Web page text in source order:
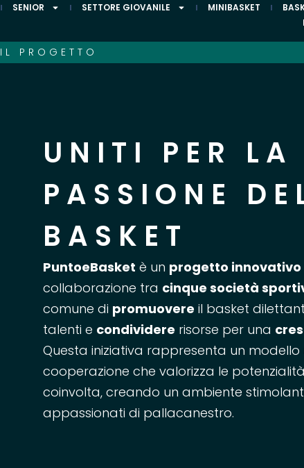
SENIOR SETTORE GIOVANILE MINIBASKET
IL PROGETTO
UNITI PER LA
PASSIONE
BASKET
PuntoeBasket è un progetto innovativo
collaborazione tra cinque società
comune di promuovere il basket
talenti e condividere risorse per una
Questa iniziativa rappresenta un modello
cooperazione che valorizza le
coinvolta, creando un ambiente
appassionati di pallacanestro.